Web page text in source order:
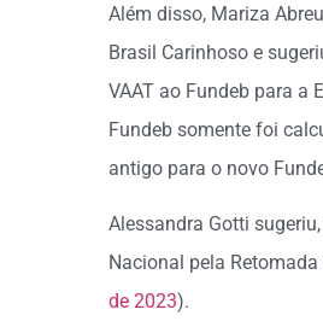
Além disso, Mariza
Brasil Carinhoso e
VAAT ao Fundeb para a
Fundeb somente foi
antigo para o novo
Alessandra Gotti
Nacional pela
de 2023).